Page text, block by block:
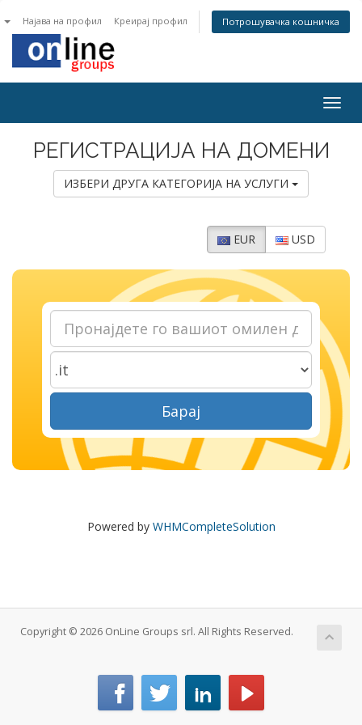
Најава на профил Креирај профил Потрошувачка кошничка
РЕГИСТРАЦИЈА НА ДОМЕНИ
ИЗБЕРИ ДРУГА КАТЕГОРИЈА НА УСЛУГИ
EUR USD
Барај
Powered by WHMCompleteSolution
Copyright © 2026 OnLine Groups srl. All Rights Reserved.